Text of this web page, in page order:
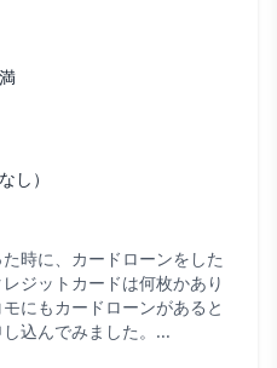
し）
時に、カードローンをした
ジットカードは何枚かあり
にもカードローンがあると
込んでみました。...